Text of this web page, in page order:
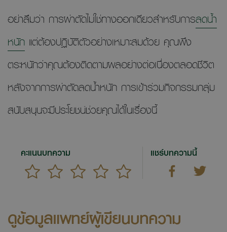
อย่าลืมว่า การผ่าตัดไม่ใช่ทางออกเดียวสำหรับการลดน้ำ
หนัก แต่ต้องปฏิบัติตัวอย่างเหมาะสมด้วย คุณพึง
ตระหนักว่าคุณต้องติดตามผลอย่างต่อเนื่องตลอดชีวิต
หลังจากการผ่าตัดลดน้ำหนัก การเข้าร่วมกิจกรรมกลุ่ม
สนับสนุนจะมีประโยชน์ช่วยคุณได้ในเรื่องนี้
คะแนนบทความ แชร์บทความนี้
ดูข้อมูลแพทย์ผู้เขียนบทความ